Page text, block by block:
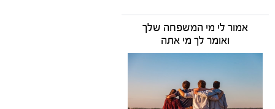
אמור לי מי המשפחה שלך
ואומר לך מי אתה